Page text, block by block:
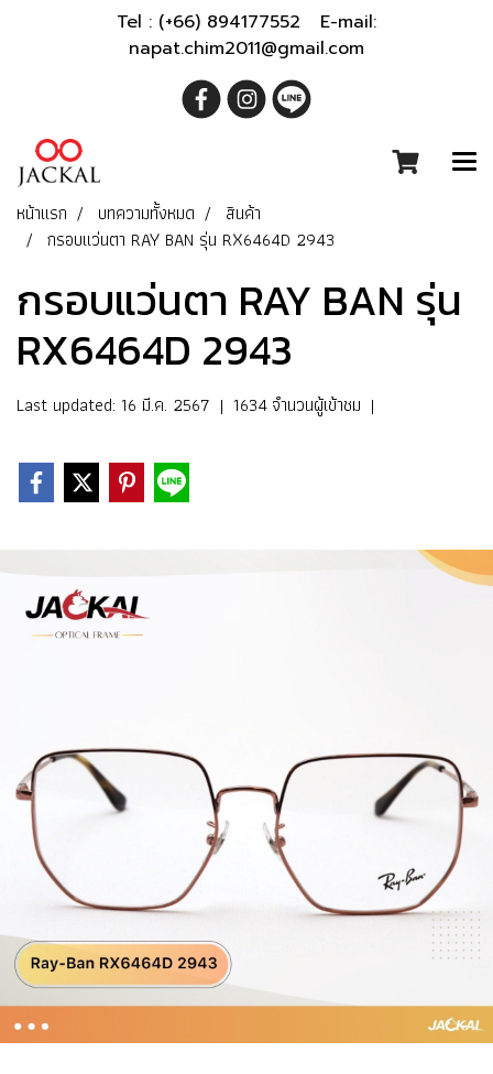
Tel : (+66) 894177552 E-mail:
napat.chim2011@gmail.com
หน้าแรก บทความทั้งหมด
สินค้า
กรอบแว่นตา RAY BAN รุ่น RX6464D 2943
กรอบแว่นตา RAY BAN รุ่น
RX6464D 2943
Last updated: 16 มี.ค. 2567 | 1634 จำนวนผู้เข้าชม |